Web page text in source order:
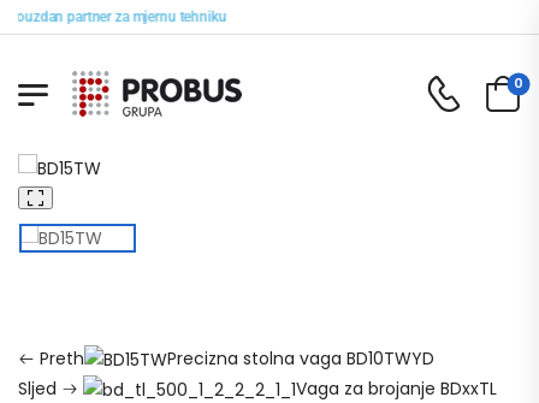
partner za mjernu tehniku
0
Preth
Precizna stolna vaga BD10TWYD
Sljed
Vaga za brojanje BDxxTL